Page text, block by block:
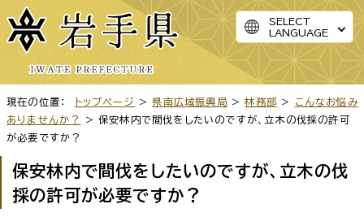
SELECT
LANGUAGE
現在の位置： トップページ > 県南広域振興局 >林務部 >
こんなお悩み
ありませんか？
> 保安林内で間伐をしたいのですが、立木の伐採の許可
が必要ですか？
保安林内で間伐をしたいのですが、立木の伐
採の許可が必要ですか？